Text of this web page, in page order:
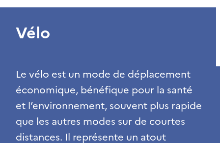
Vélo
Le vélo est un mode de déplacement
économique, bénéfique pour la santé
et l’environnement, souvent plus rapide
que les autres modes sur de courtes
distances. Il représente un atout